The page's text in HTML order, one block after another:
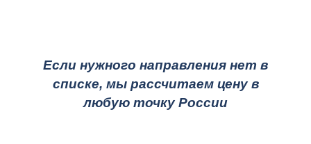
Если нужного направления нет в
списке, мы рассчитаем цену в
любую точку России